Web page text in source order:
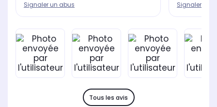
Signaler un abus
Signaler un
Tous les avis